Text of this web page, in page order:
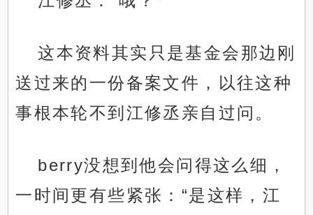
这本资料其实只是基金会那边刚
送过来的一份备案文件，以往这种
事根本轮不到江修丞亲自过问。
berry没想到他会问得这么细，
一时间更有些紧张：“是这样，江